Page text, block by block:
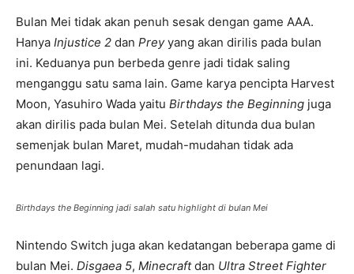
Bulan Mei tidak akan penuh sesak dengan game AAA.
Hanya Injustice 2 dan Preyyang akan dirilis pada bulan
ini. Keduanya pun berbeda genre jadi tidak saling
menganggu satu sama lain. Game karya pencipta Harvest
Moon, Yasuhiro Wada yaitu Birthdays the Beginning juga
akan dirilis pada bulan Mei. Setelah ditunda dua bulan
semenjak bulan Maret, mudah-mudahan tidak ada
penundaan lagi.
Birthdays the Beginning jadi salah satu highlight di bulan Mei
Nintendo Switch juga akan kedatangan beberapa game di
bulan Mei. Disgaea 5, Minecraftdan Ultra Street Fighter